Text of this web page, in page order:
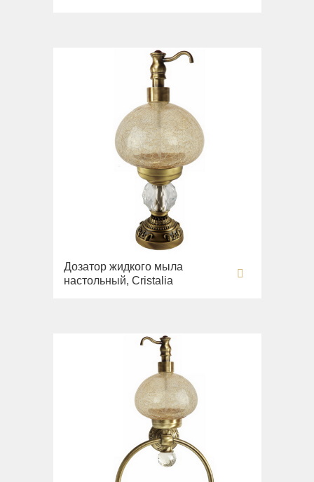
Дозатор жидкого мыла
настольный, Cristalia